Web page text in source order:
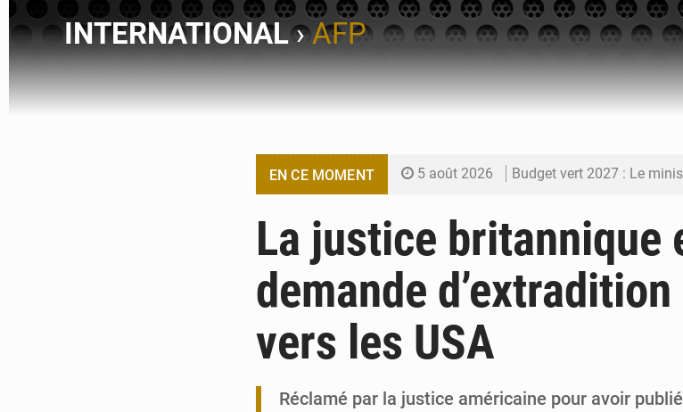
INTERNATIONAL›AFP
EN CE MOMENT 5 août 2026 Budget vert 2027 : Le
5 août 2026 Maurice : Démission de la
5 août 2026 Togo : 300 000 tonnes
4 août 2026
La justice britannique
demande d’extradition
vers les USA
Réclamé par la justice américaine pour avoir